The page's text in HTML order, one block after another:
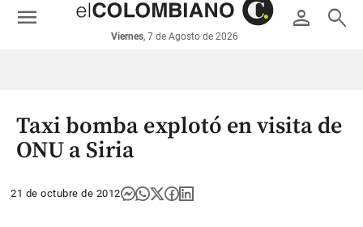
Colombia
person search
Viernes, 7 de Agosto de 2026
menu
Taxi bomba explotó en visita de
ONU a Siria
21 de octubre de 2012